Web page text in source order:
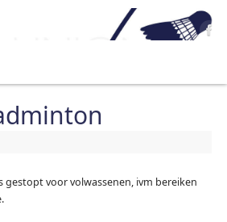
gestopt voor volwassenen, ivm bereiken